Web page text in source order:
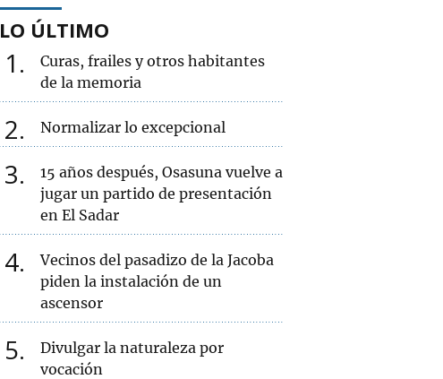
LO ÚLTIMO
1
Curas, frailes y otros habitantes
de la memoria
2 Normalizar lo excepcional
3
15 años después, Osasuna vuelve a
jugar un partido de presentación
en El Sadar
4
Vecinos del pasadizo de la Jacoba
piden la instalación de un
ascensor
5
Divulgar la naturaleza por
vocación